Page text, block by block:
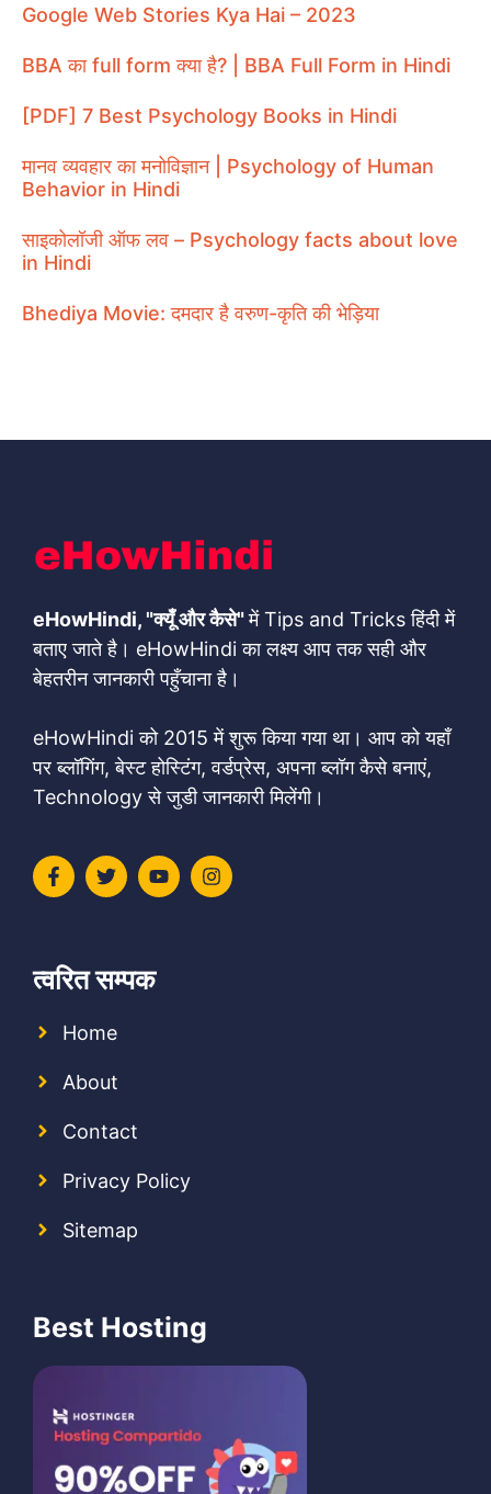
Google Web Stories Kya Hai – 2023
BBA का full form क्या है? | BBA Full Form in Hindi
[PDF] 7 Best Psychology Books in Hindi
मानव व्यवहार का मनोविज्ञान | Psychology of Human
Behavior in Hindi
साइकोलॉजी ऑफ लव – Psychology facts about love
in Hindi
Bhediya Movie: दमदार है वरुण-कृति की भेड़िया
eHowHindi, "क्यूँ और कैसे"में Tips and Tricks हिंदी में
बताए जाते है। eHowHindi का लक्ष्य आप तक सही और
बेहतरीन जानकारी पहुँचाना है।
eHowHindi को 2015 में शुरू किया गया था। आप को यहाँ
पर ब्लॉगिंग, बेस्ट होस्टिंग, वर्डप्रेस, अपना ब्लॉग कैसे बनाएं,
Technology से जुडी जानकारी मिलेंगी।
त्वरित सम्पक
Home
About
Contact
Privacy Policy
Sitemap
Best Hosting